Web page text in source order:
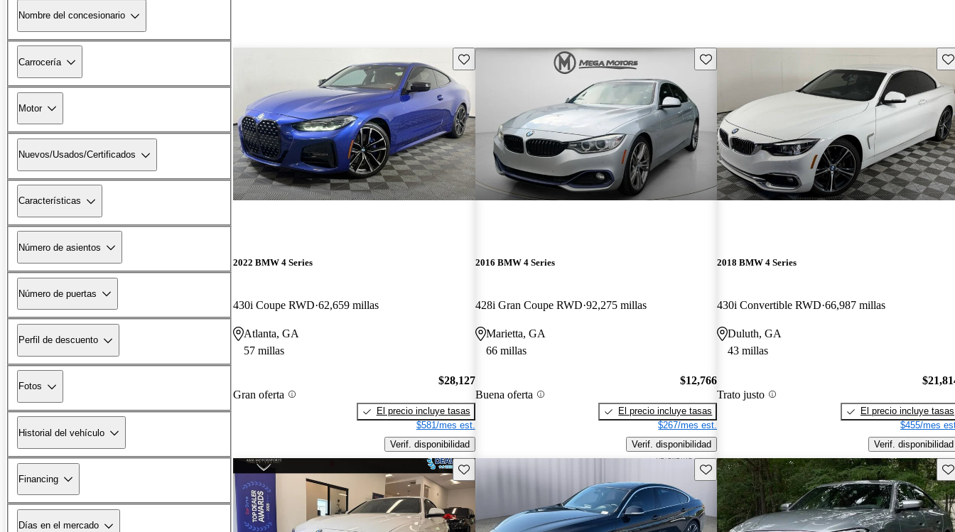
Nombre del concesionario
Carrocería
Motor
Nuevos/Usados/Certificados
Características
Número de asientos
Número de puertas
Perfil de descuento
Fotos
Historial del vehículo
Financing
Días en el mercado
Guarda este Aviso
2022 BMW 4 Series
430i Coupe RWD 62,659 millas
Atlanta, GA
57 millas
Gran oferta
$28,127
El precio incluye tasas
$581/mes est.
Verif. disponibilidad
Guarda este Aviso
2016 BMW 4 Series
428i Gran Coupe RWD 92,275 millas
Marietta, GA
66 millas
Buena oferta
$12,766
El precio incluye tasas
$267/mes est.
Verif. disponibilidad
2018 BMW 4 Series
430i Convertible RWD 66,987 millas
Duluth, GA
43 millas
Trato justo
El precio incluye tasas
$455/mes
Verif. disponibilidad
Guarda este Aviso Guarda este Aviso